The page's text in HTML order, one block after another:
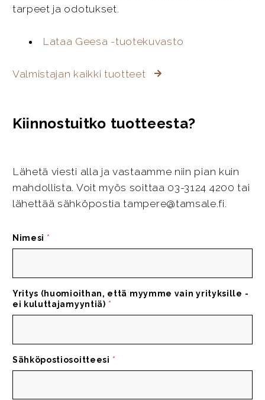
tarpeet ja odotukset.
Lataa Geesa -tuotekuvasto
Valmistajan kaikki tuotteet
Kiinnostuitko tuotteesta?
Lähetä viesti alla ja vastaamme niin pian kuin
mahdollista. Voit myös soittaa 03-3124 4200 tai
lähettää sähköpostia tampere@tamsale.fi.
Nimesi *
Yritys (huomioithan, että myymme vain yrityksille -
ei kuluttajamyyntiä) *
Sähköpostiosoitteesi *